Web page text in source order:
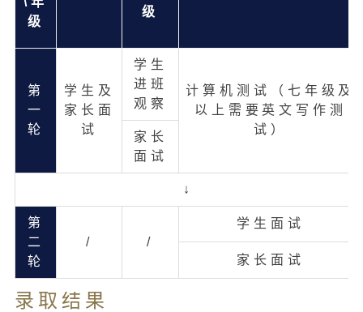
级
级
第
一
轮
学生及
家长面
试
学生
进班
观察
计算机测试（七年级及
以上需要英文写作测
试）
家长
面试
↓
第
二
轮
/ /
学生面试
家长面试
录取结果